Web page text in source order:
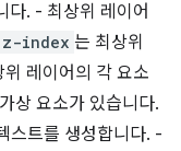
다. - 최상위 레이어
z-index 는 최상위
레이어의 각 요소
가상 요소가 있습니다.
스트를 생성합니다. -